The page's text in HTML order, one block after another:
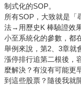
制式化的SOP。
所有SOP，大致就是
法→用歷史K 棒驗證效
小至系統化的參數，都
舉例來說，第2、3章就
漲停排行追第二根後，
麼解決？有沒有可能更
到這些股票？隨後我就